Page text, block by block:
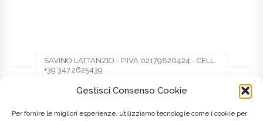
Gestisci Consenso Cookie
Per fornire le migliori esperienze, utilizziamo tecnologie come i cookie per
SAVINO LATTANZIO - P.IVA 02179820424 - CELL.
+39 347.2625439
Facebook Twitter Pinterest